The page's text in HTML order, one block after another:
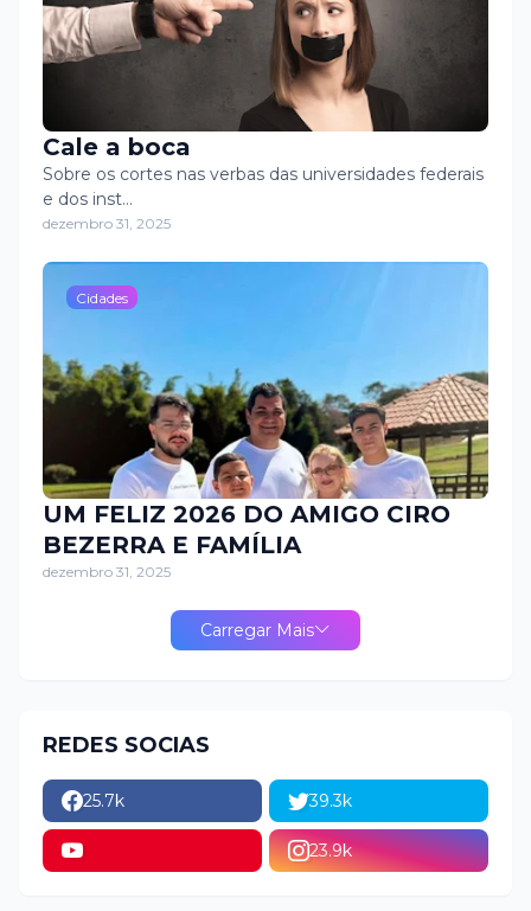
Cale a boca
Sobre os cortes nas verbas das universidades federais
e dos inst…
dezembro 31, 2025
Cidades
UM FELIZ 2026 DO AMIGO CIRO
BEZERRA E FAMÍLIA
dezembro 31, 2025
Carregar Mais
REDES SOCIAS
25.7k 39.3k
23.9k